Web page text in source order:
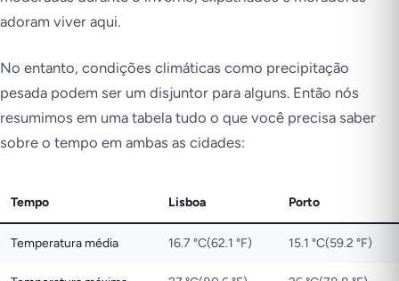
adoram viver aqui.
No entanto, condições climáticas como precipitação
pesada podem ser um disjuntor para alguns. Então nós
resumimos em uma tabela tudo o que você precisa saber
sobre o tempo em ambas as cidades:
Tempo Lisboa Porto
Temperatura média 16.7 °C(62.1 °F) 15.1 °C(59.2 °F)